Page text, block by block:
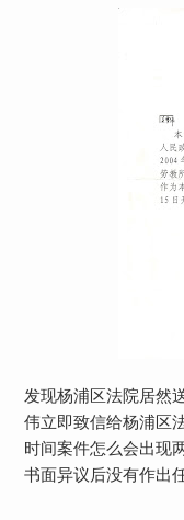
发现杨浦区法院居然
伟立即致信给杨浦区
时间案件怎么会出现
书面异议后没有作出